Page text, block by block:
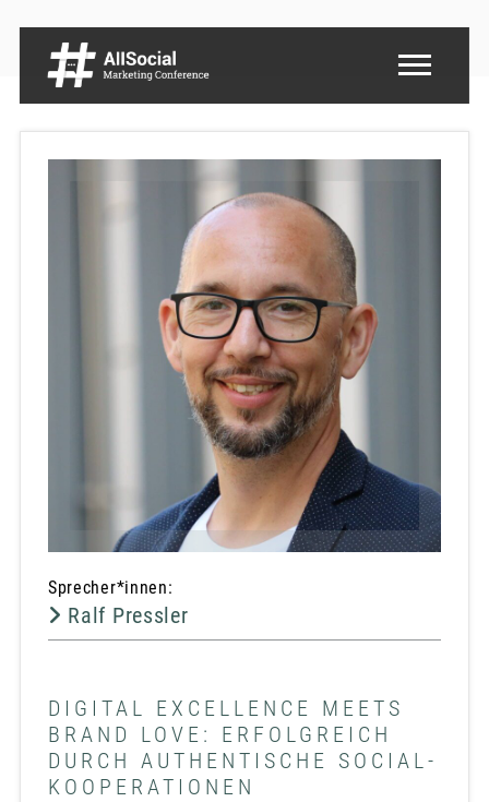
Sprecher*innen:
Ralf Pressler
DIGITAL EXCELLENCE MEETS
BRAND LOVE: ERFOLGREICH
DURCH AUTHENTISCHE SOCIAL-
KOOPERATIONEN